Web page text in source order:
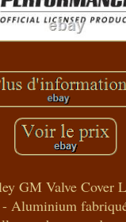
GM Valve Cover
Aluminium